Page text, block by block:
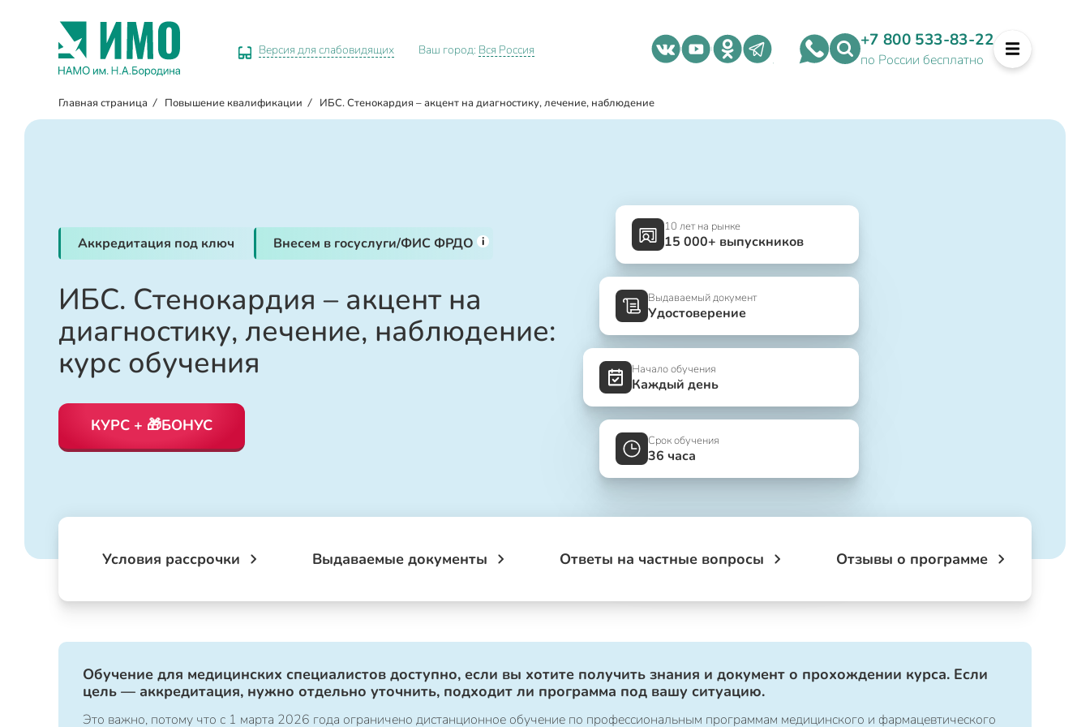
Версия для слабовидящих Ваш город: Вся Россия +7 800 533-83-22
по России бесплатно
Главная страница / Повышение квалификации / ИБС. Стенокардия – акцент на диагностику, лечение, наблюдение
Аккредитация под ключ Внесем в госуслуги/ФИС ФРДО i
ИБС. Стенокардия – акцент на
диагностику, лечение, наблюдение:
курс обучения
КУРС + 🎁БОНУС
10 лет на рынке
15 000+ выпускников
Выдаваемый документ
Удостоверение
Начало обучения
Каждый день
Срок обучения
36 часа
Условия рассрочки Выдаваемые документы Ответы на частные вопросы Отзывы о программе
Обучение для медицинских специалистов доступно, если вы хотите получить знания и документ о прохождении курса. Если
цель — аккредитация, нужно отдельно уточнить, подходит ли программа под вашу ситуацию.
Это важно, потому что с 1 марта 2026 года ограничено дистанционное обучение по профессиональным программам медицинского и фармацевтического